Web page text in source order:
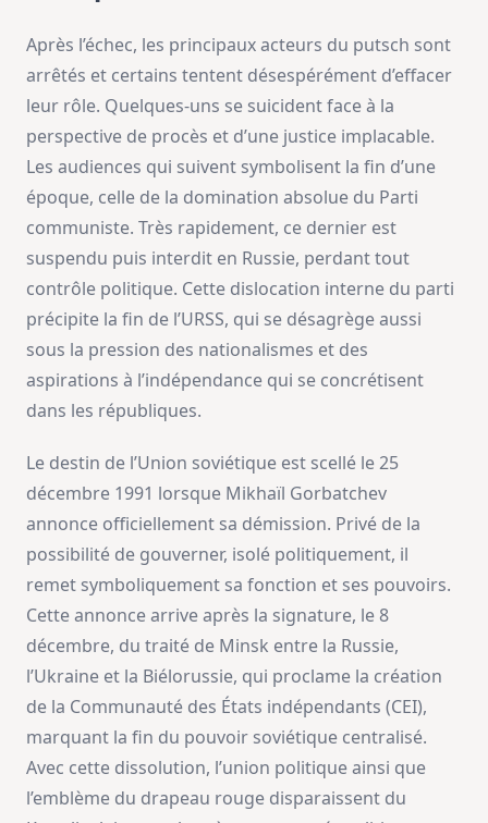
Après l’échec, les principaux acteurs du putsch sont
arrêtés et certains tentent désespérément d’effacer
leur rôle. Quelques-uns se suicident face à la
perspective de procès et d’une justice implacable.
Les audiences qui suivent symbolisent la fin d’une
époque, celle de la domination absolue du Parti
communiste. Très rapidement, ce dernier est
suspendu puis interdit en Russie, perdant tout
contrôle politique. Cette dislocation interne du parti
précipite la fin de l’URSS, qui se désagrège aussi
sous la pression des nationalismes et des
aspirations à l’indépendance qui se concrétisent
dans les républiques.
Le destin de l’Union soviétique est scellé le 25
décembre 1991 lorsque Mikhaïl Gorbatchev
annonce officiellement sa démission. Privé de la
possibilité de gouverner, isolé politiquement, il
remet symboliquement sa fonction et ses pouvoirs.
Cette annonce arrive après la signature, le 8
décembre, du traité de Minsk entre la Russie,
l’Ukraine et la Biélorussie, qui proclame la création
de la Communauté des États indépendants (CEI),
marquant la fin du pouvoir soviétique centralisé.
Avec cette dissolution, l’union politique ainsi que
l’emblème du drapeau rouge disparaissent du